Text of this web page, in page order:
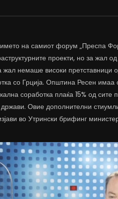
на самиот форум „Преспа
проекти, но за жал
жал немаше високи претставници
со Грција. Општина Ресен
соработка плаќа 15% од
држави. Овие дополнителни
во Утрински брифинг